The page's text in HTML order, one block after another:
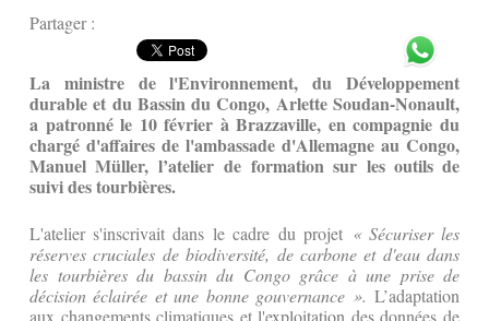
Partager :
La ministre de l'Environnement, du Développement
durable et du Bassin du Congo, Arlette Soudan-Nonault,
a patronné le 10 février à Brazzaville, en compagnie du
chargé d'affaires de l'ambassade d'Allemagne au Congo,
Manuel Müller, l’atelier de formation sur les outils de
suivi des tourbières.
L'atelier s'inscrivait dans le cadre du projet « Sécuriser les
réserves cruciales de biodiversité, de carbone et d'eau dans
les tourbières du bassin du Congo grâce à une prise de
décision éclairée et une bonne gouvernance ». L’adaptation
aux changements climatiques et l'exploitation des données de